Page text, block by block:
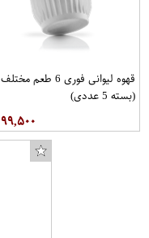
قهوه لیوانی فوری 6 طعم مختلف
(بسته 5 عددی)
۹۹,۵۰۰